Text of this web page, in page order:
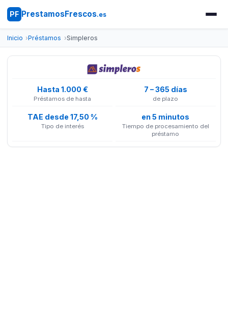
PF PrestamosFrescos.es
Inicio Préstamos Simpleros
Hasta 1.000 €
Préstamos de hasta
7 – 365 días
de plazo
TAE desde 17,50 %
Tipo de interés
en 5 minutos
Tiempo de procesamiento del
préstamo